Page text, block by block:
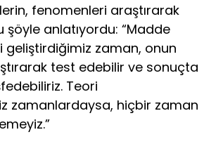
fenomenleri araştırarak
şöyle anlatıyordu: “Madde
geliştirdiğimiz zaman, onun
test edebilir ve sonuçta
Teori
zamanlardaysa, hiçbir zaman